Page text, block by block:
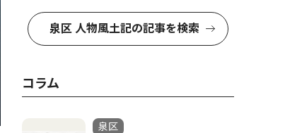
泉区 人物風土記の記事を検索
コラム
泉区